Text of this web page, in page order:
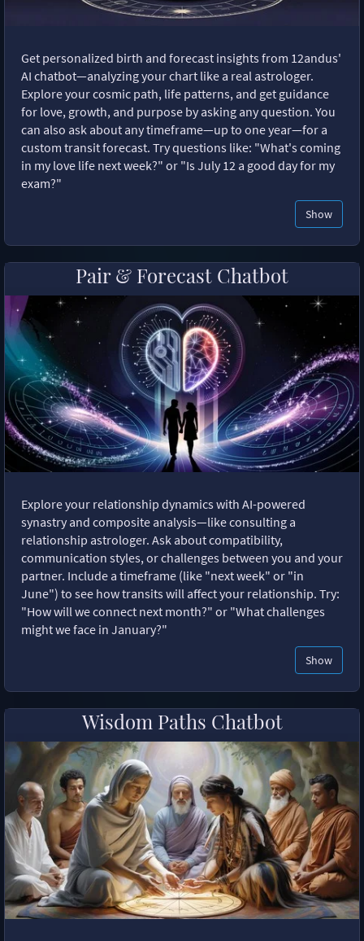
Get personalized birth and forecast insights from 12andus'
AI chatbot—analyzing your chart like a real astrologer.
Explore your cosmic path, life patterns, and get guidance
for love, growth, and purpose by asking any question. You
can also ask about any timeframe—up to one year—for a
custom transit forecast. Try questions like: "What's coming
in my love life next week?" or "Is July 12 a good day for my
exam?"
Show
Pair & Forecast Chatbot
Explore your relationship dynamics with AI-powered
synastry and composite analysis—like consulting a
relationship astrologer. Ask about compatibility,
communication styles, or challenges between you and your
partner. Include a timeframe (like "next week" or "in
June") to see how transits will affect your relationship. Try:
"How will we connect next month?" or "What challenges
might we face in January?"
Show
Wisdom Paths Chatbot